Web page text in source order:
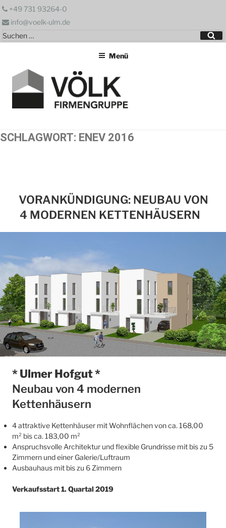
Zum
springen
+49 731 93264-0
info@voelk-ulm.de
Suchen
nach:
Menü
SCHLAGWORT: ENEV 2016
VORANKÜNDIGUNG: NEUBAU VON
4 MODERNEN KETTENHÄUSERN
* Ulmer Hofgut *
Neubau von 4 modernen
Kettenhäusern
4 attraktive Kettenhäuser mit Wohnflächen von ca. 168,00
m² bis ca. 183,00 m²
Anspruchsvolle Architektur und flexible Grundrisse mit bis zu 5
Zimmern und einer Galerie/Luftraum
Ausbauhaus mit bis zu 6 Zimmern
Verkaufsstart 1. Quartal 2019